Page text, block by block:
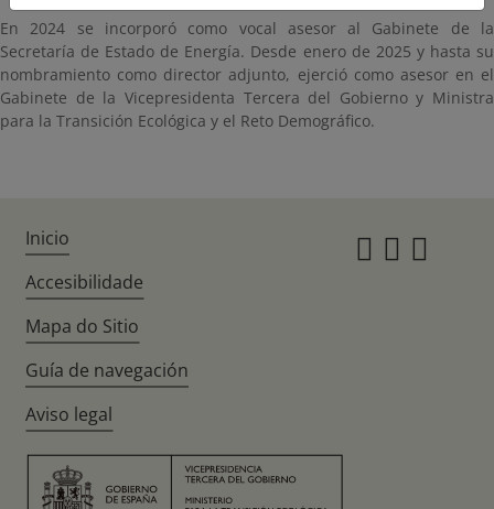
En 2024 se incorporó como vocal asesor al Gabinete de la
Secretaría de Estado de Energía. Desde enero de 2025 y hasta su
nombramiento como director adjunto, ejerció como asesor en el
Gabinete de la Vicepresidenta Tercera del Gobierno y Ministra
para la Transición Ecológica y el Reto Demográfico.
Inicio
Accesibilidade
Mapa do Sitio
Guía de navegación
Aviso legal